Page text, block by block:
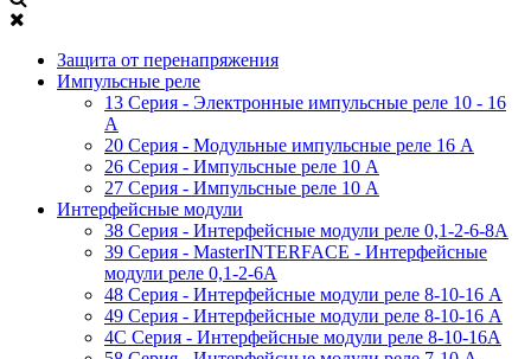
Защита от перенапряжения
Импульсные реле
13 Серия - Электронные импульсные реле 10 - 16
A
20 Серия - Модульные импульсные реле 16 A
26 Серия - Импульсные реле 10 A
27 Серия - Импульсные реле 10 A
Интерфейсные модули
38 Cерия - Интерфейсные модули реле 0,1-2-6-8А
39 Cерия - MasterINTERFACE - Интерфейсные
модули реле 0,1-2-6А
48 Cерия - Интерфейсные модули реле 8-10-16 A
49 Серия - Интерфейсные модули реле 8-10-16 A
4C Серия - Интерфейсные модули реле 8-10-16А